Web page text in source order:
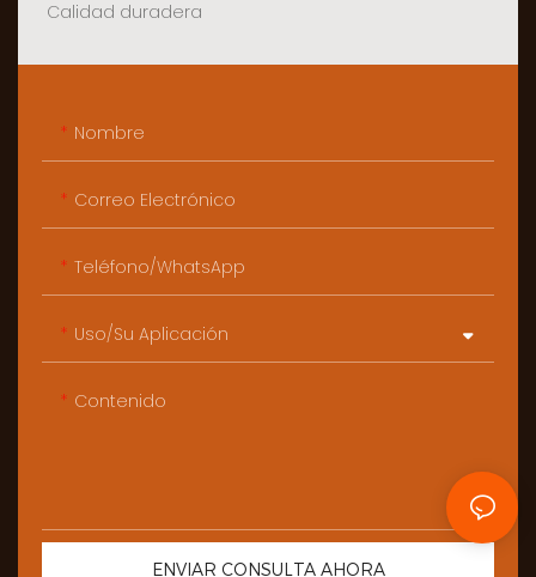
Calidad duradera
Nombre
Correo Electrónico
Teléfono/WhatsApp
Uso/Su Aplicación
Contenido
ENVIAR CONSULTA AHORA